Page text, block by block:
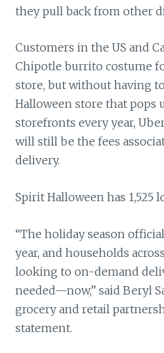
they pull back from other
Customers in the US and
Chipotle burrito costume
store, but without having
Halloween store that pops
storefronts every year,
will still be the fees
delivery.
Spirit Halloween has 1,525
“The holiday season
year, and households
looking to on-demand
needed—now,” said Beryl
grocery and retail
statement.